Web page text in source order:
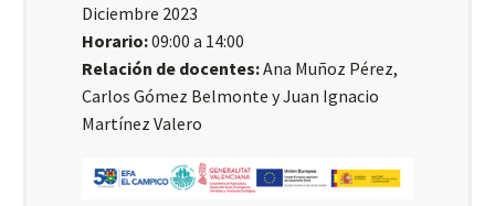
Diciembre 2023
Horario:09:00 a 14:00
Relación de docentes:Ana Muñoz Pérez,
Carlos Gómez Belmonte y Juan Ignacio
Martínez Valero